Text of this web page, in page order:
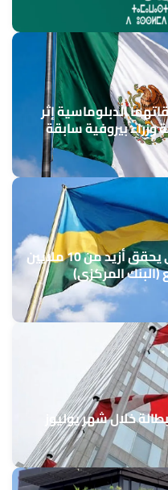
الدبلوماسية إثر
وزراء بيروفية سابقة
رواندا.. نظام جديد للأداء الفوري يحقق أزيد من 10 ملايين
المركزي)
خلال شهر يوليوز